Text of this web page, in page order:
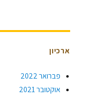
ארכיון
פברואר 2022
אוקטובר 2021